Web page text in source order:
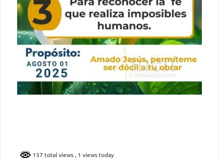
157 total views , 1 views today